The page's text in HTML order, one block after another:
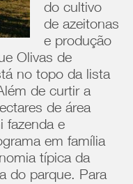
do cultivo
de azeitonas
e produção
Olivas de
no topo da lista
de curtir a
de área
fazenda e
em família
típica da
do parque. Para